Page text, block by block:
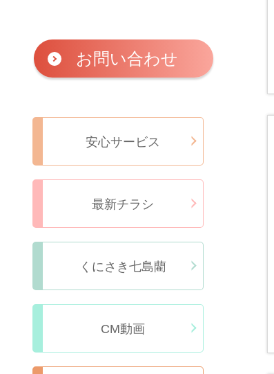
お問い合わせ
安心サービス
最新チラシ
くにさき七島藺
CM動画